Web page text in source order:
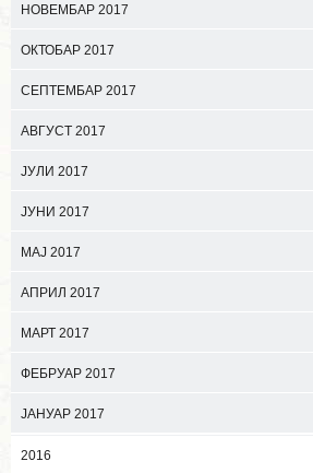
НОВЕМБАР 2017
ОКТОБАР 2017
СЕПТЕМБАР 2017
АВГУСТ 2017
ЈУЛИ 2017
ЈУНИ 2017
МАЈ 2017
АПРИЛ 2017
МАРТ 2017
ФЕБРУАР 2017
ЈАНУАР 2017
2016